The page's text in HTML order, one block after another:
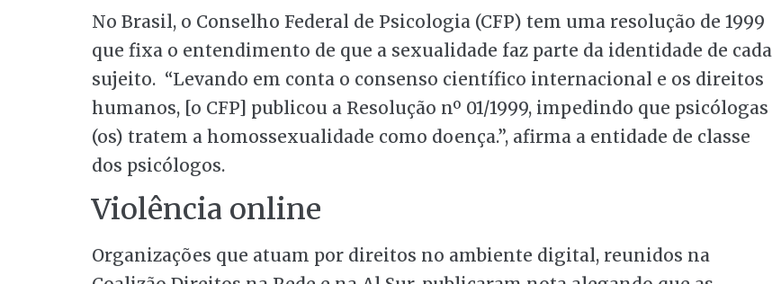
No Brasil, o Conselho Federal de Psicologia (CFP) tem uma resolução de 1999
que fixa o entendimento de que a sexualidade faz parte da identidade de cada
sujeito. “Levando em conta o consenso científico internacional e os direitos
humanos, [o CFP] publicou a Resolução nº 01/1999, impedindo que psicólogas
(os) tratem a homossexualidade como doença.”, afirma a entidade de classe
dos psicólogos.
Violência online
Organizações que atuam por direitos no ambiente digital, reunidos na